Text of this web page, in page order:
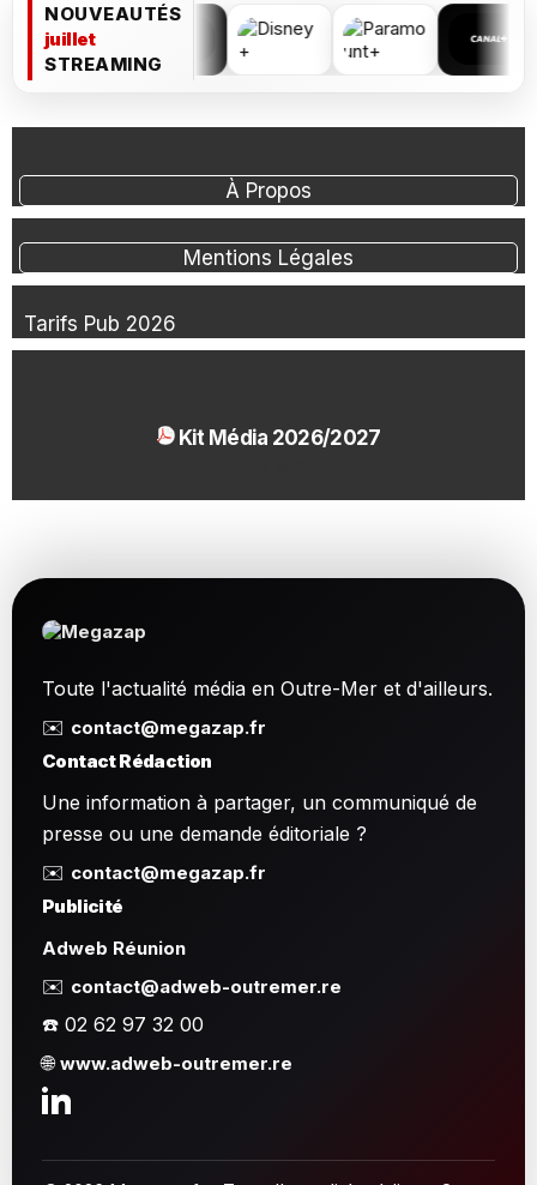
NOUVEAUTÉS
juillet
STREAMING
À Propos
Mentions Légales
Tarifs Pub 2026
Kit Média 2026/2027
Toute l'actualité média en Outre-Mer et d'ailleurs.
✉️ contact@megazap.fr
Contact Rédaction
Une information à partager, un communiqué de
presse ou une demande éditoriale ?
✉️ contact@megazap.fr
Publicité
Adweb Réunion
✉️ contact@adweb-outremer.re
☎️ 02 62 97 32 00
🌐www.adweb-outremer.re